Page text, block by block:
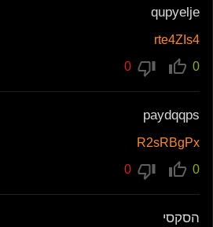
qupyelje
rte4ZIs4
0
paydqqps
R2sRBgPx
0
הסקסי